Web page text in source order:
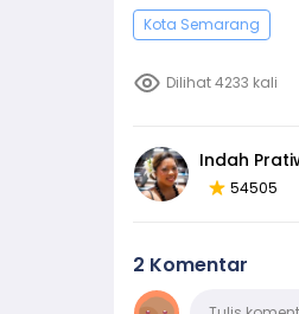
Kota Semarang
Dilihat 4233 kali
Indah
54505
2 Komentar
Komentar